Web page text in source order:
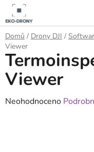
Přejít
obsah
Domů / Drony DJI /
Viewer
Viewer
Průměrné
Neohodnoceno